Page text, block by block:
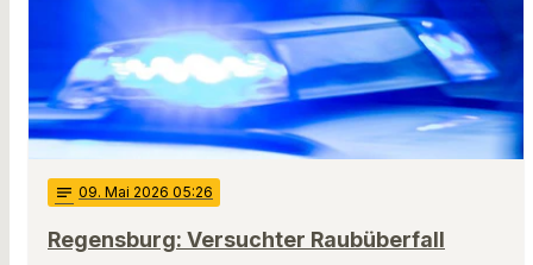
notes 09. Mai 2026 05:26
Regensburg: Versuchter Raubüberfall